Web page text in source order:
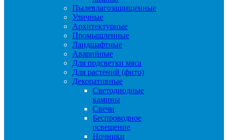
Пылевлагозащищенные
Уличные
Архитектурные
Промышленные
Ландшафтные
Аварийные
Для подсветки мяса
Для растений (фито)
Декоративные
Светодиодные
камины
Свечи
Беспроводное
освещение
Ночники